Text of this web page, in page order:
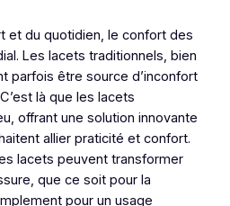
et du quotidien, le confort des
Les lacets traditionnels, bien
parfois être source d’inconfort
là que les lacets
offrant une solution innovante
allier praticité et confort.
lacets peuvent transformer
que ce soit pour la
pour un usage